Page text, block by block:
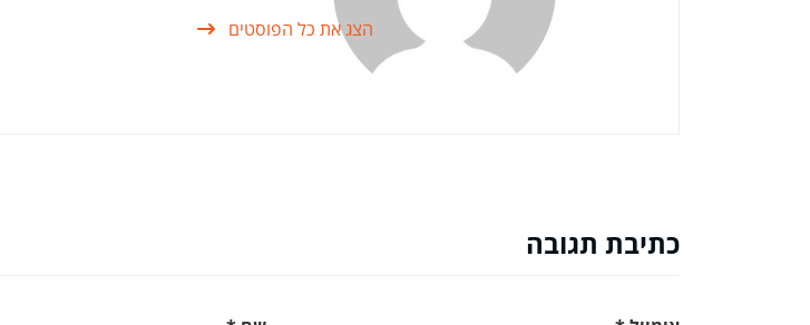
הצג את כל הפוסטים
כתיבת תגובה